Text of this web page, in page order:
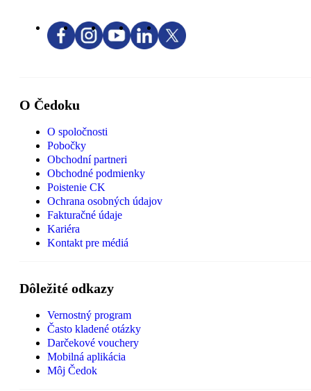
O Čedoku
O spoločnosti
Pobočky
Obchodní partneri
Obchodné podmienky
Poistenie CK
Ochrana osobných údajov
Fakturačné údaje
Kariéra
Kontakt pre médiá
Dôležité odkazy
Vernostný program
Často kladené otázky
Darčekové vouchery
Mobilná aplikácia
Môj Čedok